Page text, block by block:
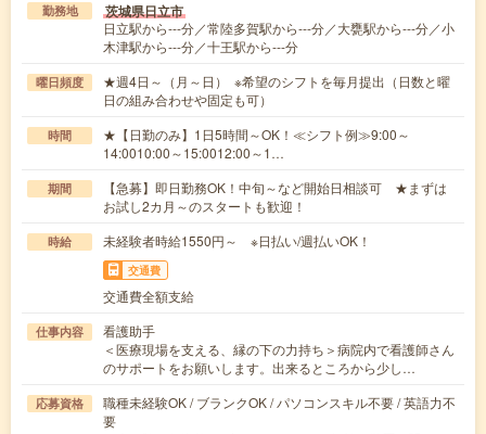
勤務地 茨城県日立市
日立駅から---分／常陸多賀駅から---分／大甕駅から---分／小
木津駅から---分／十王駅から---分
曜日頻度
★週4日～（月～日） ※希望のシフトを毎月提出（日数と曜
日の組み合わせや固定も可）
時間
★【日勤のみ】1日5時間～OK！≪シフト例≫9:00～
14:0010:00～15:0012:00～1…
期間
【急募】即日勤務OK！中旬～など開始日相談可 ★まずは
お試し2カ月～のスタートも歓迎！
時給 未経験者時給1550円～ ※日払い/週払いOK！
交通費
交通費全額支給
仕事内容
看護助手
＜医療現場を支える、縁の下の力持ち＞病院内で看護師さん
のサポートをお願いします。出来るところから少し…
応募資格
職種未経験OK / ブランクOK / パソコンスキル不要 / 英語力不
要